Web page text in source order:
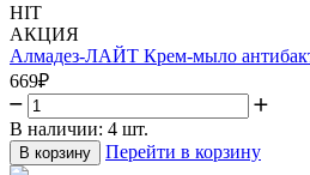
HIT
АКЦИЯ
Алмадез-ЛАЙТ Крем-мыло
669₽
В наличии: 4 шт.
В корзину Перейти в корзину